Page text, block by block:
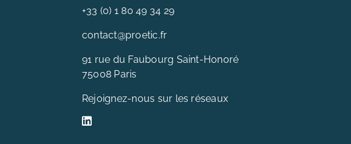
+33 (0) 1 80 49 34 29
contact@proetic.fr
91 rue du Faubourg Saint-Honoré
75008 Paris
Rejoignez-nous sur les réseaux